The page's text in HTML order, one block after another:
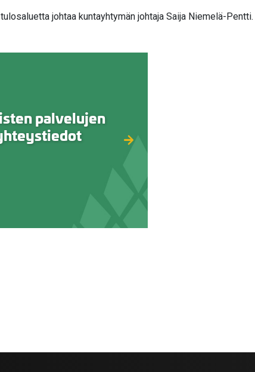
johtaa kuntayhtymän johtaja Saija Niemelä-Pentti.
palvelujen